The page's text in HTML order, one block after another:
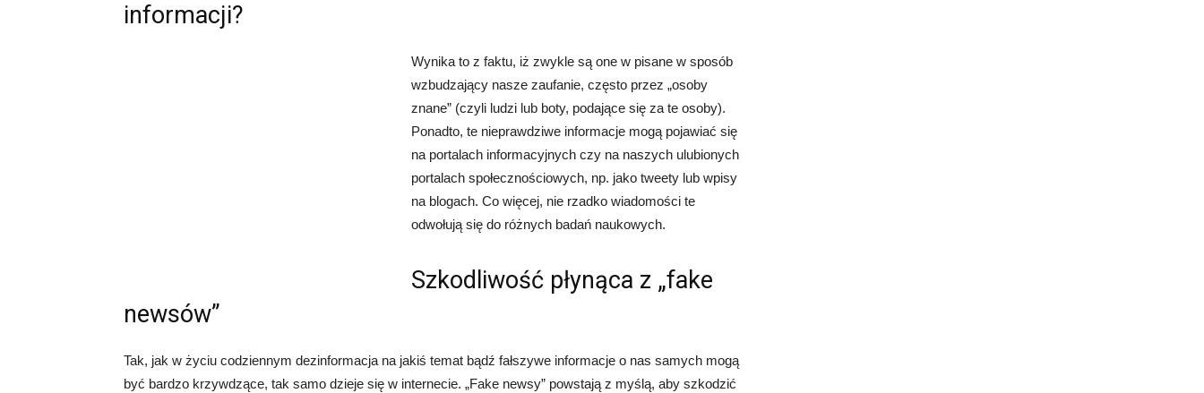
informacji?
Wynika to z faktu, iż zwykle są one w pisane w sposób
wzbudzający nasze zaufanie, często przez „osoby
znane” (czyli ludzi lub boty, podające się za te osoby).
Ponadto, te nieprawdziwe informacje mogą pojawiać się
na portalach informacyjnych czy na naszych ulubionych
portalach społecznościowych, np. jako tweety lub wpisy
na blogach. Co więcej, nie rzadko wiadomości te
odwołują się do różnych badań naukowych.
Szkodliwość płynąca z „fake
newsów”
Tak, jak w życiu codziennym dezinformacja na jakiś temat bądź fałszywe informacje o nas samych mogą
być bardzo krzywdzące, tak samo dzieje się w internecie. „Fake newsy” powstają z myślą, aby szkodzić